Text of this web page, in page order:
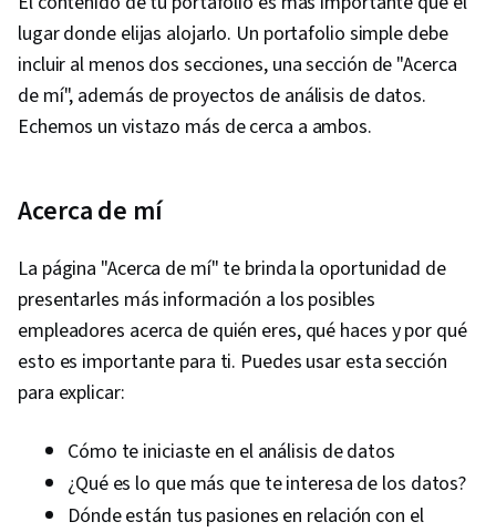
lugar donde elijas alojarlo. Un portafolio simple debe
incluir al menos dos secciones, una sección de "Acerca
de mí", además de proyectos de análisis de datos.
Echemos un vistazo más de cerca a ambos.
Acerca de mí
La página "Acerca de mí" te brinda la oportunidad de
presentarles más información a los posibles
empleadores acerca de quién eres, qué haces y por qué
esto es importante para ti. Puedes usar esta sección
para explicar:
Cómo te iniciaste en el análisis de datos
¿Qué es lo que más que te interesa de los datos?
Dónde están tus pasiones en relación con el